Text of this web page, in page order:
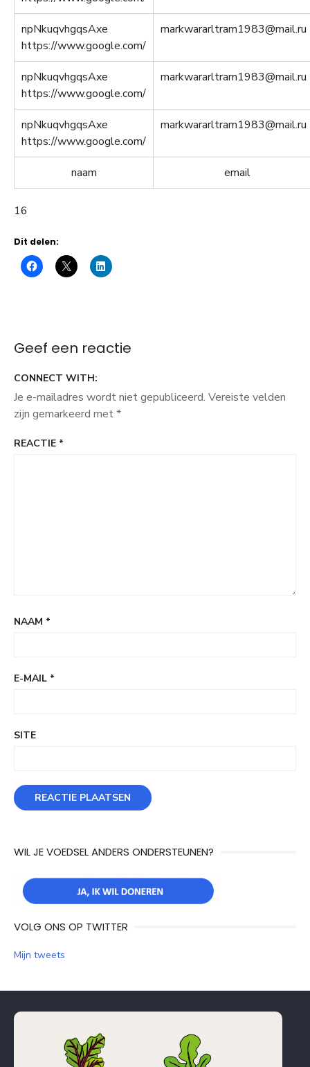
naam email
npNkuqvhgqsAxe
https://www.google.com/
markwararltram1983@mail.ru
npNkuqvhgqsAxe
https://www.google.com/
markwararltram1983@mail.ru
npNkuqvhgqsAxe
https://www.google.com/
markwararltram1983@mail.ru
16
Dit delen:
Geef een reactie
CONNECT WITH:
Je e-mailadres wordt niet gepubliceerd. Vereiste velden
zijn gemarkeerd met*
REACTIE *
NAAM *
E-MAIL *
SITE
WIL JE VOEDSEL ANDERS ONDERSTEUNEN?
VOLG ONS OP TWITTER
Mijn tweets